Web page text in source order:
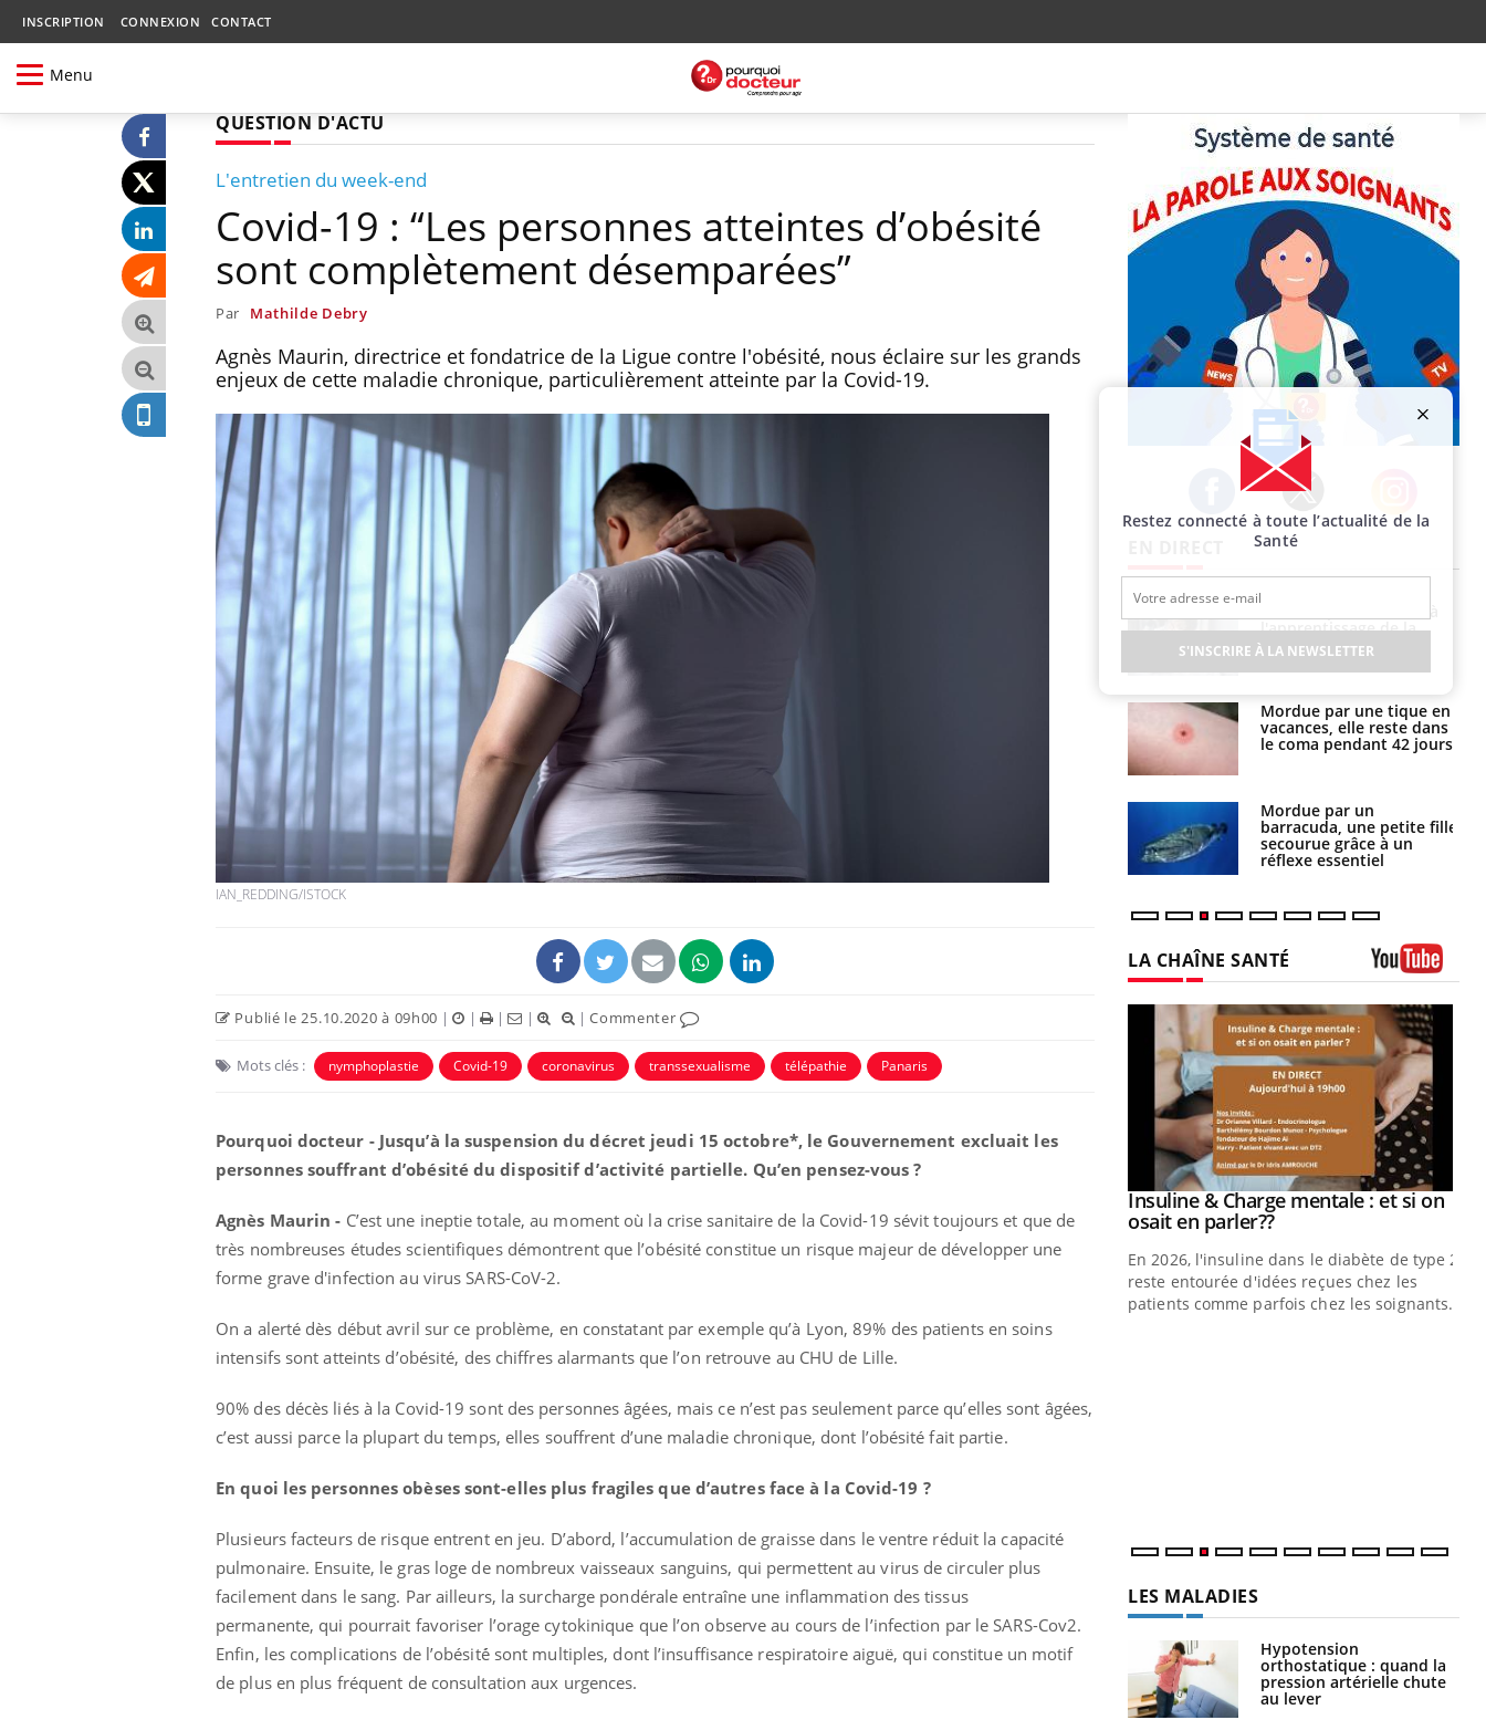
INSCRIPTION CONNEXION CONTACT
Menu
QUESTION D'ACTU
L'entretien du week-end
Covid-19 : “Les personnes atteintes d’obésité
sont complètement désemparées”
Par Mathilde Debry
Agnès Maurin, directrice et fondatrice de la Ligue contre l'obésité, nous éclaire sur les grands
enjeux de cette maladie chronique, particulièrement atteinte par la Covid-19.
IAN_REDDING/ISTOCK
Publié le 25.10.2020 à 09h00 | | | | |Commenter
Mots clés : nymphoplastie Covid-19 coronavirus transsexualisme télépathie Panaris
Pourquoi docteur - Jusqu’à la suspension du décret jeudi 15 octobre*, le Gouvernement excluait les
personnes souffrant d’obésité du dispositif d’activité partielle. Qu’en pensez-vous ?
Agnès Maurin - C’est une ineptie totale, au moment où la crise sanitaire de la Covid-19 sévit toujours et que de
très nombreuses études scientifiques démontrent que l’obésité constitue un risque majeur de développer une
forme grave d'infection au virus SARS-CoV-2.
On a alerté dès début avril sur ce problème, en constatant par exemple qu’à Lyon, 89% des patients en soins
intensifs sont atteints d’obésité, des chiffres alarmants que l’on retrouve au CHU de Lille.
90% des décès liés à la Covid-19 sont des personnes âgées, mais ce n’est pas seulement parce qu’elles sont âgées,
c’est aussi parce la plupart du temps, elles souffrent d’une maladie chronique, dont l’obésité fait partie.
En quoi les personnes obèses sont-elles plus fragiles que d’autres face à la Covid-19 ?
Plusieurs facteurs de risque entrent en jeu. D’abord, l’accumulation de graisse dans le ventre réduit la capacité
pulmonaire. Ensuite, le gras loge de nombreux vaisseaux sanguins, qui permettent au virus de circuler plus
facilement dans le sang. Par ailleurs, la surcharge pondérale entraîne une inflammation des tissus
permanente, qui pourrait favoriser l’orage cytokinique que l’on observe au cours de l’infection par le SARS-Cov2.
Enfin, les complications de l’obésité́ sont multiples, dont l’insuffisance respiratoire aiguë, qui constitue un motif
de plus en plus fréquent de consultation aux urgences.
Facebook Twitter Instagram
VIH : la fin du comprimé
tous les jours se profile-t-
elle enfin ?
Pourquoi votre ventre
gâche-t-il les premiers
jours de vos vacances ?
Fortes chaleurs :
pourquoi le risque de
noyade grimpe-t-il ?
l'apprentissage de la
lecture ?
Mordue par une tique en
vacances, elle reste dans
le coma pendant 42 jours
Mordue par un
barracuda, une petite fille
secourue grâce à un
réflexe essentiel
LA CHAÎNE SANTÉ
expliquer ma maladieYoutube
Il y a des sujets qui sont faciles à aborder...
d'autres non ! D'un côté, poser des
montrer ...
prévenirYoutube
Fatigue, irritabilité, brouillard mental ou
...
Youtube
Insuline & Charge mentale : et si on
osait en parler??Youtube
En 2026, l'insuline dans le diabète de type 2
reste entourée d'idées reçues chez les
patients comme parfois chez les soignants.
LES MALADIES
Hypotension
orthostatique : quand la
pression artérielle chute
au lever
Restez connecté à toute l’actualité de la
Santé
S'INSCRIRE À LA NEWSLETTER